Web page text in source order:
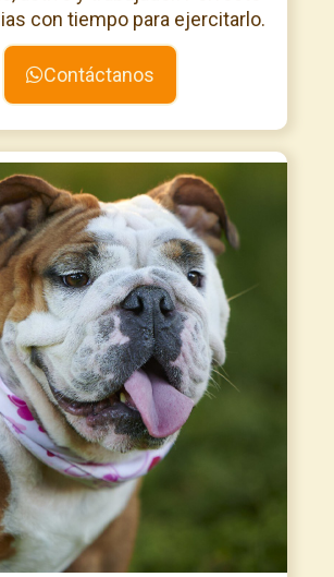
con tiempo para ejercitarlo.
Contáctanos